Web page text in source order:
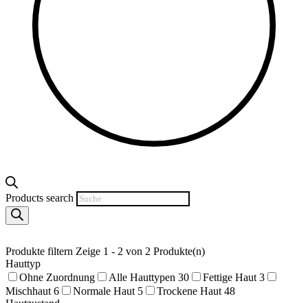
Products search
Produkte filtern Zeige 1 - 2 von 2 Produkte(n)
Hauttyp
Ohne Zuordnung
Alle Hauttypen 30 Fettige Haut 3
Mischhaut 6 Normale Haut 5 Trockene Haut 48